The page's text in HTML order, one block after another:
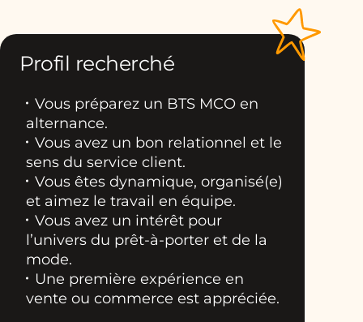
Profil recherché
Vous préparez un BTS MCO en
alternance.
Vous avez un bon relationnel et le
sens du service client.
Vous êtes dynamique, organisé(e)
et aimez le travail en équipe.
Vous avez un intérêt pour
l’univers du prêt-à-porter et de la
mode.
Une première expérience en
vente ou commerce est appréciée.